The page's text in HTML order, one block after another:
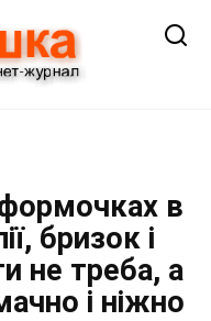
в
бризок і
не треба, а
і ніжно